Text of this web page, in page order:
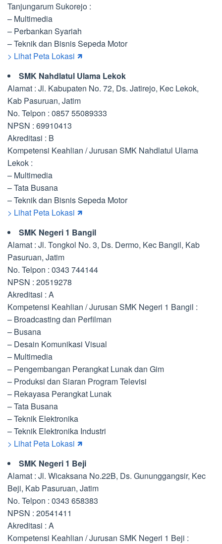
Tanjungarum Sukorejo :
– Multimedia
– Perbankan Syariah
– Teknik dan Bisnis Sepeda Motor
> Lihat Peta Lokasi 🡽
SMK Nahdlatul Ulama Lekok
Alamat : Jl. Kabupaten No. 72, Ds. Jatirejo, Kec Lekok,
Kab Pasuruan, Jatim
No. Telpon : 0857 55089333
NPSN : 69910413
Akreditasi : B
Kompetensi Keahlian / Jurusan SMK Nahdlatul Ulama
Lekok :
– Multimedia
– Tata Busana
– Teknik dan Bisnis Sepeda Motor
> Lihat Peta Lokasi 🡽
SMK Negeri 1 Bangil
Alamat : Jl. Tongkol No. 3, Ds. Dermo, Kec Bangil, Kab
Pasuruan, Jatim
No. Telpon : 0343 744144
NPSN : 20519278
Akreditasi : A
Kompetensi Keahlian / Jurusan SMK Negeri 1 Bangil :
– Broadcasting dan Perfilman
– Busana
– Desain Komunikasi Visual
– Multimedia
– Pengembangan Perangkat Lunak dan Gim
– Produksi dan Siaran Program Televisi
– Rekayasa Perangkat Lunak
– Tata Busana
– Teknik Elektronika
– Teknik Elektronika Industri
> Lihat Peta Lokasi 🡽
SMK Negeri 1 Beji
Alamat : Jl. Wicaksana No.22B, Ds. Gununggangsir, Kec
Beji, Kab Pasuruan, Jatim
No. Telpon : 0343 658383
NPSN : 20541411
Akreditasi : A
Kompetensi Keahlian / Jurusan SMK Negeri 1 Beji :